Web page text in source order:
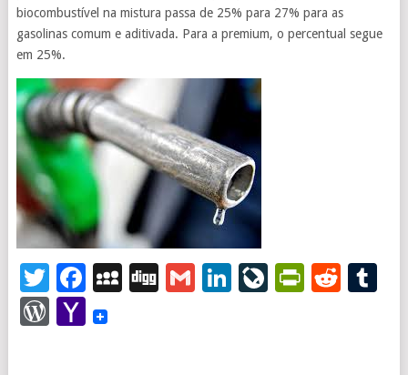
biocombustível na mistura passa de 25% para 27% para as
gasolinas comum e aditivada. Para a premium, o percentual segue
em 25%.
Twitter
Facebook
MySpace
DiggGmailLinkedIn
WordPress
Yahoo